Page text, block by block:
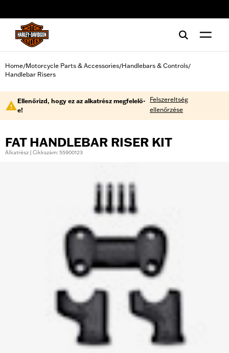
Home/Motorcycle Parts & Accessories/Handlebars & Controls/
Handlebar Risers
Ellenőrizd, hogy ez az alkatrész megfelelő-
e!
Felszereltség
ellenőrzése
FAT HANDLEBAR RISER KIT
Alkatrész | Cikkszám: 55900123